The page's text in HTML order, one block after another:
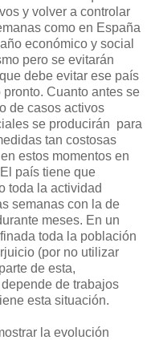
y volver a controlar
como en España
económico y social
pero se evitarán
debe evitar ese país
Cuanto antes se
de casos activos
se producirán para
tan costosas
estos momentos en
país tiene que
toda la actividad
semanas con la de
meses. En un
toda la población
(por no utilizar
de esta,
de trabajos
esta situación.
la evolución